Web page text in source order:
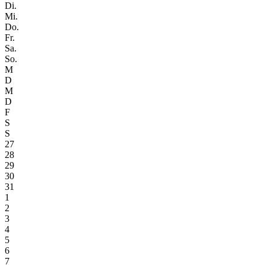
Di.
Mi.
Do.
Fr.
Sa.
So.
M
D
M
D
F
S
S
27
28
29
30
31
1
2
3
4
5
6
7